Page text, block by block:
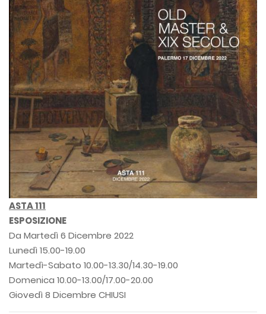
ASTA 111
ESPOSIZIONE
Da Martedì 6 Dicembre 2022
Lunedì 15.00-19.00
Martedì-Sabato 10.00-13.30/14.30-19.00
Domenica 10.00-13.00/17.00-20.00
Giovedì 8 Dicembre CHIUSI